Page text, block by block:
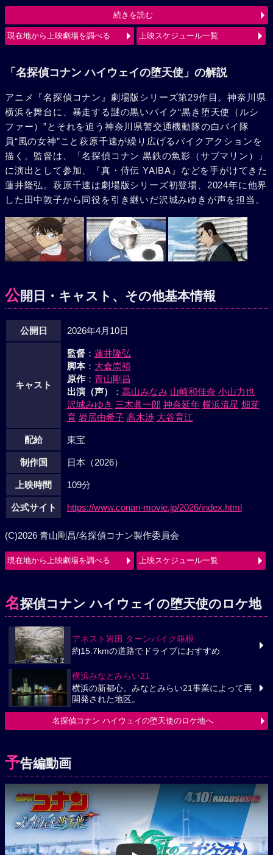
ェル“ルシファー”と呼び、追跡を続ける。弟の萩原研二（声:
三木眞一郎）とその同期・松田陣平（声:神奈延年）との記憶
が脳裏によぎる千速。風の女神（エンジェル）VS 黒き堕天
続きを読む
現在地から上映劇場を調べる 上映スケジュール一覧
「名探偵コナン ハイウェイの堕天使」の解説
アニメ『名探偵コナン』劇場版シリーズ第29作目。神奈川県
横浜を舞台に、暴走する謎の黒いバイク“黒き堕天使（ルシ
ファー）”とそれを追う神奈川県警交通機動隊の白バイ隊
員“風の女神”こと萩原千速が繰り広げるバイクアクションを
描く。監督は、「名探偵コナン 黒鉄の魚影（サブマリン）」
に演出として参加、『真・侍伝 YAIBA』などを手がけてきた
蓮井隆弘。萩原千速は劇場版シリーズ初登場、2024年に他界
した田中敦子から同役を引き継いだ沢城みゆきが声を担当。
公開日・キャスト、その他基本情報
公開日 2026年4月10日
キャスト
監督： 蓮井隆弘
脚本： 大倉崇裕
原作： 青山剛昌
出演（声）
： 高山みなみ 山崎和佳奈 小山力也
沢城みゆき 三木眞一郎 神奈延年 横浜流星 畑芽
育 岩居由希子 高木渉 大谷育江
配給 東宝
制作国 日本（2026）
上映時間 109分
公式サイト https://www.conan-movie.jp/2026/index.html
(C)2026 青山剛昌/名探偵コナン製作委員会
現在地から上映劇場を調べる 上映スケジュール一覧
名探偵コナン ハイウェイの堕天使のロケ地
アネスト岩田 ターンパイク箱根
約15.7kmの道路でドライブにおすすめ
横浜みなとみらい21
横浜の新都心。みなとみらい21事業によって再
開発された地区。
名探偵コナン ハイウェイの堕天使のロケ地へ
予告編動画